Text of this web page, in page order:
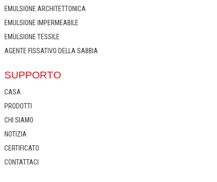
EMULSIONE ARCHITETTONICA
EMULSIONE IMPERMEABILE
EMULSIONE TESSILE
AGENTE FISSATIVO DELLA SABBIA
SUPPORTO
CASA
PRODOTTI
CHI SIAMO
NOTIZIA
CERTIFICATO
CONTATTACI